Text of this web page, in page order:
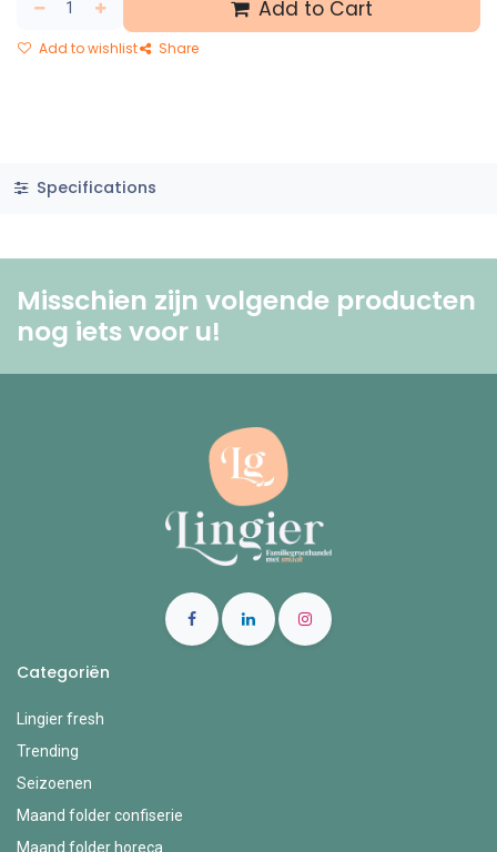
Add to Cart
Add to wishlist Share
Specifications
Misschien zijn volgende producten
nog iets voor u! ​
Categoriën
Lingier fresh
Trending
Seizoenen
Maand folder confiserie
Maand folder horeca